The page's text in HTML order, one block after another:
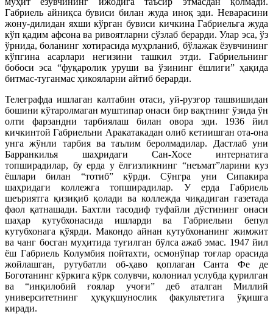
Габриель айниқса бувиси билан жуда иноқ эди. Неварасини
жону-дилидан яхши кўрган бувиси кичкина Габриельга жуда
кўп қадим афсона ва ривоятларни сўзлаб берарди. Улар эса, ўз
ўрнида, боланинг хотирасида муҳрланиб, бўлажак ёзувчининг
кўпгина асарлари негизини ташкил этди. Габриельнинг
бобоси эса “фуқаролик уруши ва ўзининг ёшлиги” ҳақида
битмас-туганмас ҳикояларни айтиб берарди.
Телеграфда ишлаган калтабин отаси, уй-рузғор ташвишидан
бошини кўтаролмаган муштипар онаси бир вақтнинг ўзида ўн
олти фарзандни тарбиялаш билан овора эди. 1936 йил
кичкинтой Габриельни Аракатакадан олиб кетиишган ота-она
унга жўнли тарбия ва таълим беролмадилар. Дастлаб уни
Барранкилья шаҳридаги Сан-Хосе интернатига
топширадилар, бу ерда у ёлғизликнинг “неъмат”ларини куз
ёшлари билан “тотиб” кўрди. Сўнгра уни Сипакира
шаҳридаги коллежга топширадилар. У ерда Габриель
шеъриятга қизиқиб қолади ва коллежда чиқадиган газетада
фаол қатнашади. Бахтли тасодиф туфайли дўстининг онаси
шаҳар кутубхонасида ишларди ва Габриельни бепул
кутубхонага қўярди. Макондо айнан кутубхонанинг жимжит
ва чанг босган муҳитида туғилган бўлса ажаб эмас. 1947 йил
ёш Габриель Колумбия пойтахти, осмонўпар тоғлар орасида
жойлашган, рутубатли об-ҳаво қоплаган Санта Фе де
Боготанинг кўркига кўрк солувчи, колониал услубда қурилган
ва “инқилобий ғоялар учоғи” деб аталган Миллий
университетнинг ҳуқуқшунослик факультетига ўқишга
киради.